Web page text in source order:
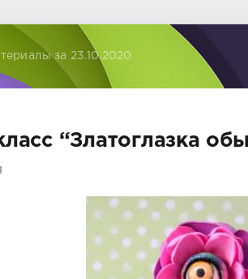
за 23.10.2020
“Златоглазка